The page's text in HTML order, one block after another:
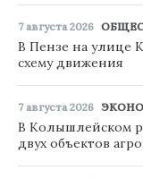
7 августа 2026
В Пензе на улице
схему движения
7 августа 2026
В Колышлейском
двух объектов